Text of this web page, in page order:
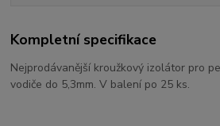
Kompletní specifikace
Nejprodávanější kroužkový izolátor pro
vodiče do 5,3mm. V balení po 25 ks.